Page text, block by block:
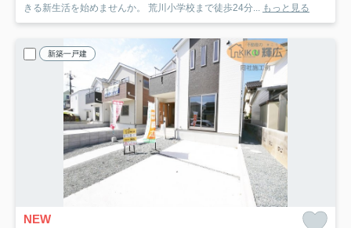
きる新生活を始めませんか。 荒川小学校まで徒歩24分...
もっと見る
新築一戸建
NEW